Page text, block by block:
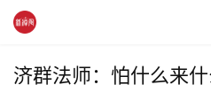
济群法师：怕什么来什